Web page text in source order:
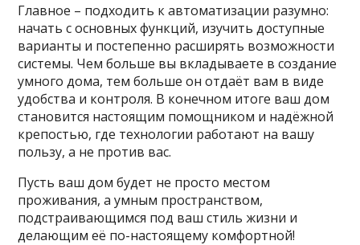
Главное – подходить к автоматизации разумно:
начать с основных функций, изучить доступные
варианты и постепенно расширять возможности
системы. Чем больше вы вкладываете в создание
умного дома, тем больше он отдаёт вам в виде
удобства и контроля. В конечном итогe ваш дом
становится настоящим помощником и надёжной
крепостью, где технологии работают на вашу
пользу, а не против вас.
Пусть ваш дом будет не просто местом
проживания, а умным пространством,
подстраивающимся под ваш стиль жизни и
делающим её по-настоящему комфортной!